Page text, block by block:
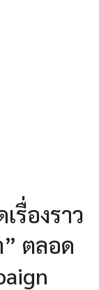
รื่องราว
ตลอด